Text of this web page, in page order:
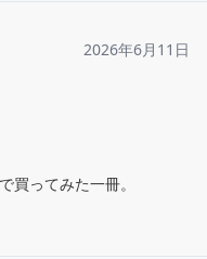
2026年6月11日
買ってみた一冊。